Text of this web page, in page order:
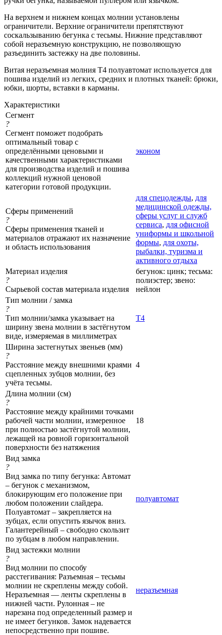
На верхнем и нижнем концах молнии установлены
ограничители. Верхние ограничители препятствуют
соскальзыванию бегунка с тесьмы. Нижние представляют
собой неразъемную конструкцию, не позволяющую
разъединить застежку на две половины.
Витая неразъемная молния Т4 полуавтомат используется для
пошива изделий из легких, средних и плотных тканей: брюки,
юбки, шорты, вставки в карманы.
Характеристики
Сегмент
?
Сегмент поможет подобрать
оптимальный товар с
определёнными ценовыми и
качественными характеристиками
для производства изделий и пошива
коллекций нужной ценовой
категории готовой продукции.
эконом
Сферы применений
?
Сферы применения тканей и
материалов отражают их назначение
и область использования
для спецодежды, для
медицинской одежды,
сферы услуг и служб
сервиса, для офисной
униформы и школьной
формы, для охоты,
рыбалки, туризма и
активного отдыха
Материал изделия
?
Сырьевой состав материала изделия
бегунок: цинк; тесьма:
полиэстер; звено:
нейлон
Тип молнии / замка
?
Тип молнии/замка указывает на
ширину звена молнии в застёгнутом
виде, измеряемая в миллиметрах
Т4
Ширина застегнутых звеньев (мм)
?
Расстояние между внешними краями
сцепленных зубцов молнии, без
учёта тесьмы.
4
Длина молнии (см)
?
Расстояние между крайними точками
рабочей части молнии, измеренное
при полностью застёгнутой молнии,
лежащей на ровной горизонтальной
поверхности без натяжения
18
Вид замка
?
Вид замка по типу бегунка: Автомат
– бегунок с механизмом,
блокирующим его положение при
любом положении слайдера.
Полуавтомат – закрепляется на
зубцах, если опустить язычок вниз.
Галантерейный – свободно скользит
по зубцам в любом направлении.
полуавтомат
Вид застежки молнии
?
Вид молнии по способу
расстегивания: Разъемная – тесьмы
молнии не скреплены между собой.
Неразъемная — ленты скреплены в
нижней части. Рулонная – не
нарезана под определенный размер и
не имеет бегунков. Замок надевается
непосредственно при пошиве.
неразъемная